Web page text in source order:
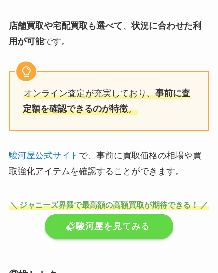
店舗買取や宅配買取も選べて、状況に合わせた利
用が可能です。
オンライン査定が充実しており、事前に査
定額を確認できるのが特徴。
駿河屋公式サイト で、事前に買取価格の相場や買
取強化アイテムを確認することができます。
＼ ジャニーズ界隈で最高額の高額買取が期待できる！ ／
駿河屋を見てみる